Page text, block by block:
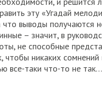
эту «Угадай
выводы получаются
– значит, в
не способные
чтобы никаких
все-таки что-то не